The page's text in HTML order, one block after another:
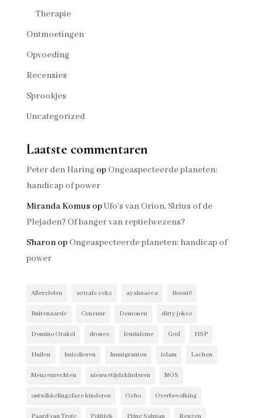
Therapie
Ontmoetingen
Opvoeding
Recensies
Sprookjes
Uncategorized
Laatste commentaren
Peter den Haringop Ongeaspecteerde planeten:
handicap of power
Miranda Komus opUfo’s van Orion, Sirius of de
Plejaden? Of banger van reptielwezens?
Sharonop Ongeaspecteerde planeten: handicap of
power
Allerzielen astrale seks ayahuasca Bosnië
Buitenaards Censuur Demonen dirty jokes
Domino Orakel drones feminisme God HSP
Huilen huisdieren Immigranten islam Lachen
Mensenrechten nieuwetijdskinderen NOS
ontwikkelingsfase kinderen Osho Overbevolking
Paard van Troje Politiek Prins Salman Reuzen